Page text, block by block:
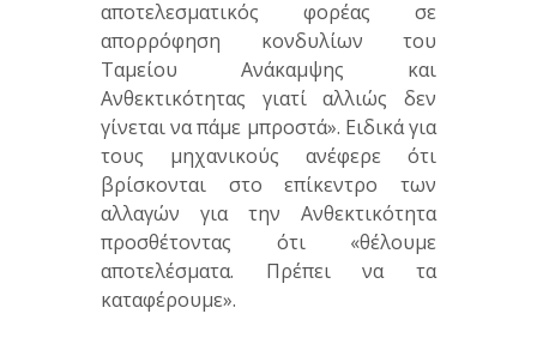
αποτελεσματικός φορέας σε
απορρόφηση κονδυλίων του
Ταμείου Ανάκαμψης και
Ανθεκτικότητας γιατί αλλιώς δεν
γίνεται να πάμε μπροστά». Ειδικά για
τους μηχανικούς ανέφερε ότι
βρίσκονται στο επίκεντρο των
αλλαγών για την Ανθεκτικότητα
προσθέτοντας ότι «θέλουμε
αποτελέσματα. Πρέπει να τα
καταφέρουμε».